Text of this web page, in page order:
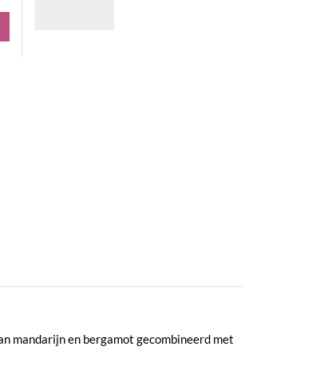
mandarijn en bergamot gecombineerd met